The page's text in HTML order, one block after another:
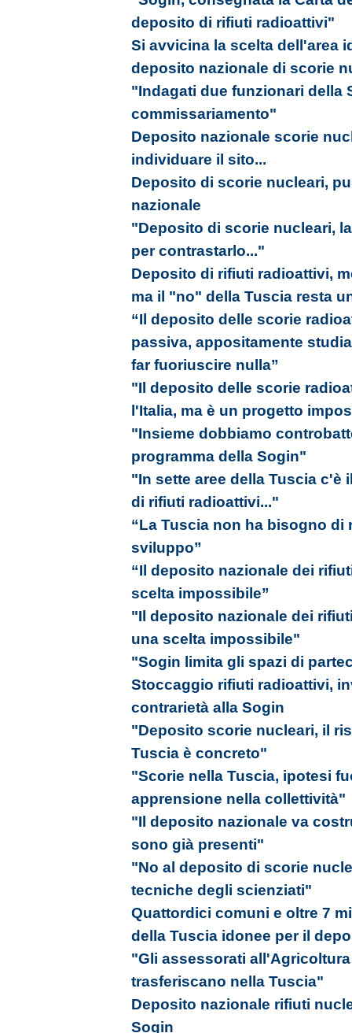
deposito di rifiuti radioattivi"
Si avvicina la scelta dell'area
deposito nazionale di scorie
"Indagati due funzionari della
commissariamento"
Deposito nazionale scorie
individuare il sito...
Deposito di scorie nucleari,
nazionale
"Deposito di scorie nucleari,
per contrastarlo..."
Deposito di rifiuti radioattivi,
ma il "no" della Tuscia resta
“Il deposito delle scorie
passiva, appositamente
far fuoriuscire nulla”
"Il deposito delle scorie
l'Italia, ma è un progetto
"Insieme dobbiamo
programma della Sogin"
"In sette aree della Tuscia
di rifiuti radioattivi..."
“La Tuscia non ha bisogno di
sviluppo”
“Il deposito nazionale dei
scelta impossibile”
"Il deposito nazionale dei
una scelta impossibile"
"Sogin limita gli spazi di
Stoccaggio rifiuti radioattivi,
contrarietà alla Sogin
"Deposito scorie nucleari, il
Tuscia è concreto"
"Scorie nella Tuscia, ipotesi
apprensione nella collettività"
"Il deposito nazionale va
sono già presenti"
"No al deposito di scorie
tecniche degli scienziati"
Quattordici comuni e oltre 7
della Tuscia idonee per il
"Gli assessorati
trasferiscano nella Tuscia"
Deposito nazionale rifiuti
Sogin